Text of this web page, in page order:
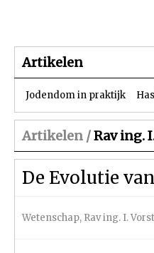
Artikelen
Jodendom in praktijk
Artikelen /Rav ing.
De Evolutie
Wetenschap, Rav ing. I. Vorst